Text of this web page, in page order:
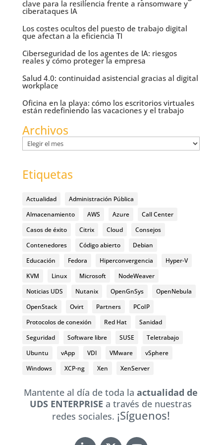
clave para la resiliencia frente a ransomware y
ciberataques IA
Los costes ocultos del puesto de trabajo digital
que afectan a la eficiencia TI
Ciberseguridad de los agentes de IA: riesgos
reales y cómo proteger la empresa
Salud 4.0: continuidad asistencial gracias al digital
workplace
Oficina en la playa: cómo los escritorios virtuales
están redefiniendo las vacaciones y el trabajo
Archivos
Archivos
Etiquetas
Actualidad
Administración Pública
Almacenamiento
AWS Azure
Call Center
Casos de éxito
Citrix Cloud
Consejos
Contenedores
Código abierto
Debian
Educación
Fedora Hiperconvergencia
Hyper-V
KVM
Linux Microsoft
NodeWeaver
Noticias UDS
Nutanix OpenGnSys
OpenNebula
OpenStack
Ovirt Partners
PCoIP
Protocolos de conexión
Red Hat
Sanidad
Seguridad
Software libre SUSE
Teletrabajo
Ubuntu
vApp VDI VMware
vSphere
Windows
XCP-ng Xen XenServer
Mantente al día de toda laactualidad de
UDS ENTERPRISEa través de nuestras
redes sociales. ¡Síguenos!